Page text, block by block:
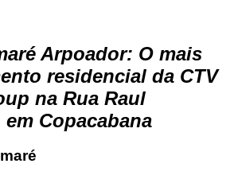
Arpoador: O mais
residencial da CTV
na Rua Raul
Copacabana